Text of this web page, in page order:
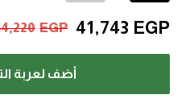
EGP 41,743 EGP
أضف لعربة